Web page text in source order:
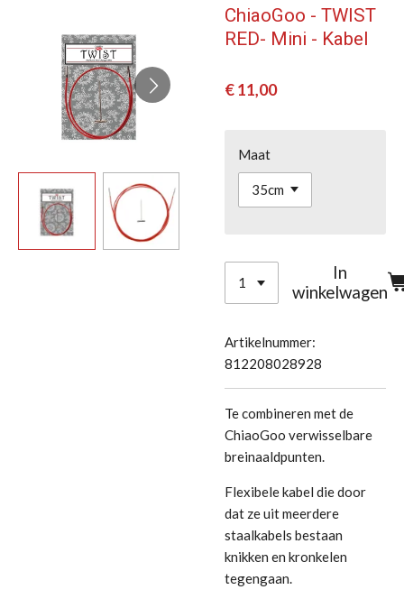
ChiaoGoo - TWIST
RED- Mini - Kabel
€ 11,00
Maat
In
winkelwagen
Artikelnummer:
812208028928
Te combineren met de
ChiaoGoo verwisselbare
breinaaldpunten.
Flexibele kabel die door
dat ze uit meerdere
staalkabels bestaan
knikken en kronkelen
tegengaan.